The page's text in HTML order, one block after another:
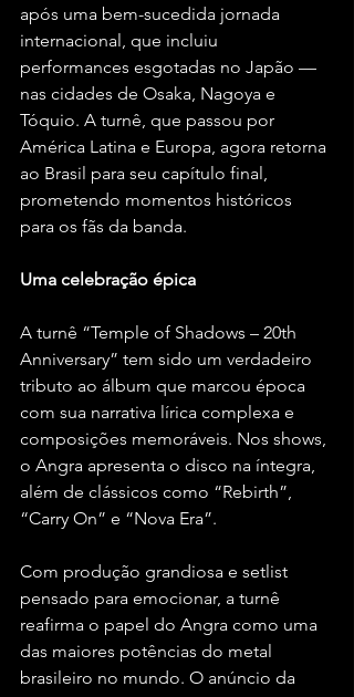
após uma bem-sucedida jornada
internacional, que incluiu
performances esgotadas no Japão —
nas cidades de Osaka, Nagoya e
Tóquio. A turnê, que passou por
América Latina e Europa, agora retorna
ao Brasil para seu capítulo final,
prometendo momentos históricos
para os fãs da banda.
Uma celebração épica
A turnê “Temple of Shadows – 20th
Anniversary” tem sido um verdadeiro
tributo ao álbum que marcou época
com sua narrativa lírica complexa e
composições memoráveis. Nos shows,
o Angra apresenta o disco na íntegra,
além de clássicos como “Rebirth”,
“Carry On” e “Nova Era”.
Com produção grandiosa e setlist
pensado para emocionar, a turnê
reafirma o papel do Angra como uma
das maiores potências do metal
brasileiro no mundo. O anúncio da